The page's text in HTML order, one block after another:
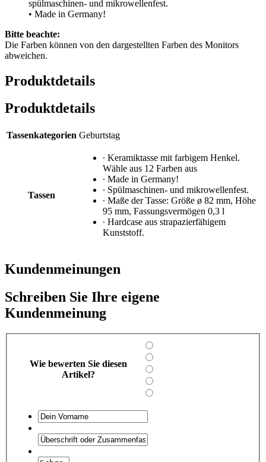
spülmaschinen- und mikrowellenfest.
• Made in Germany!
Bitte beachte:
Die Farben können von den dargestellten Farben des Monitors
abweichen.
Produktdetails
Produktdetails
Tassenkategorien Geburtstag
Tassen
∙ Keramiktasse mit farbigem Henkel.
Wähle aus 12 Farben aus
∙ Made in Germany!
∙ Spülmaschinen- und mikrowellenfest.
∙ Maße der Tasse: Größe ø 82 mm, Höhe
95 mm, Fassungsvermögen 0,3 l
∙ Hardcase aus strapazierfähigem
Kunststoff.
Kundenmeinungen
Schreiben Sie Ihre eigene
Kundenmeinung
Wie bewerten Sie diesen
Artikel?